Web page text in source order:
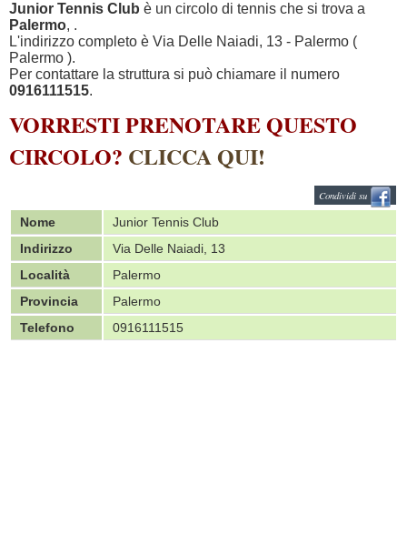
Junior Tennis Club è un circolo di tennis che si trova a
Palermo, .
L'indirizzo completo è Via Delle Naiadi, 13 - Palermo (
Palermo ).
Per contattare la struttura si può chiamare il numero
0916111515.
VORRESTI PRENOTARE QUESTO
CIRCOLO? CLICCA QUI!
Condividi su
Nome
Junior Tennis Club
Indirizzo
Via Delle Naiadi, 13
Località
Palermo
Provincia
Palermo
Telefono
0916111515